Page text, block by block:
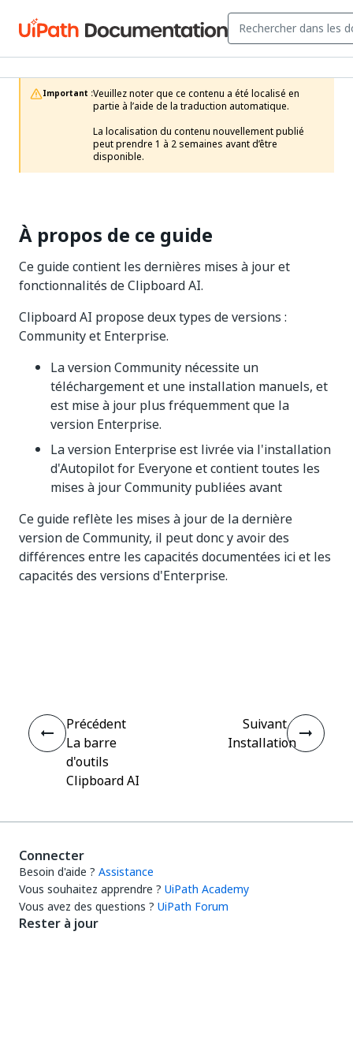
Important :Veuillez noter que ce contenu a été localisé en
partie à l’aide de la traduction automatique.
La localisation du contenu nouvellement publié
peut prendre 1 à 2 semaines avant d’être
disponible.
À propos de ce guide
Ce guide contient les dernières mises à jour et
fonctionnalités de Clipboard AI.
Clipboard AI propose deux types de versions :
Community et Enterprise.
La version Community nécessite un
téléchargement et une installation manuels, et
est mise à jour plus fréquemment que la
version Enterprise.
La version Enterprise est livrée via l'installation
d'Autopilot for Everyone et contient toutes les
mises à jour Community publiées avant
Ce guide reflète les mises à jour de la dernière
version de Community, il peut donc y avoir des
différences entre les capacités documentées ici et les
capacités des versions d'Enterprise.
Précédent
La barre
d'outils
Clipboard AI
Suivant
Installation
Connecter
Besoin d'aide ? Assistance
Vous souhaitez apprendre ? UiPath Academy
Vous avez des questions ? UiPath Forum
Rester à jour